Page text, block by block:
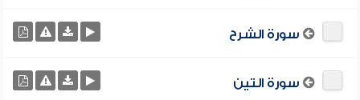
سورة الشرح
سورة التين